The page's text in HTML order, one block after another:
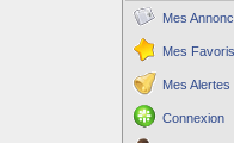
Mes
Mes Favoris
Mes Alertes
Connexion